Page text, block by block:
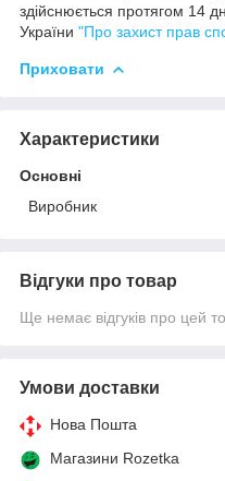
здійснюється протягом 14
України "Про захист прав
Приховати
Характеристики
Основні
Виробник
Відгуки про товар
Ще немає відгуків про цей
Умови доставки
Нова Пошта
Магазини Rozetka